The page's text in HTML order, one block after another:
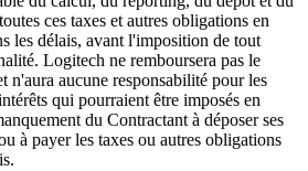
ces taxes et autres obligations en
les délais, avant l'imposition de tout
Logitech ne remboursera pas le
n'aura aucune responsabilité pour les
qui pourraient être imposés en
du Contractant à déposer ses
à payer les taxes ou autres obligations